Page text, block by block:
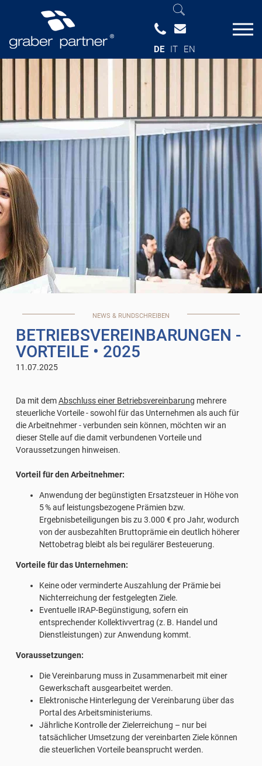
DE IT EN
NEWS & RUNDSCHREIBEN
BETRIEBSVEREINBARUNGEN -
VORTEILE • 2025
11.07.2025
Da mit demAbschluss einer Betriebsvereinbarung mehrere
steuerliche Vorteile - sowohl für das Unternehmen als auch für
die Arbeitnehmer - verbunden sein können, möchten wir an
dieser Stelle auf die damit verbundenen Vorteile und
Voraussetzungen hinweisen.
Vorteil für den Arbeitnehmer:
Anwendung der begünstigten Ersatzsteuer in Höhe von
5 % auf leistungsbezogene Prämien bzw.
Ergebnisbeteiligungen bis zu 3.000 € pro Jahr, wodurch
von der ausbezahlten Bruttoprämie ein deutlich höherer
Nettobetrag bleibt als bei regulärer Besteuerung.
Vorteile für das Unternehmen:
Keine oder verminderte Auszahlung der Prämie bei
Nichterreichung der festgelegten Ziele.
Eventuelle IRAP-Begünstigung, sofern ein
entsprechender Kollektivvertrag (z. B. Handel und
Dienstleistungen) zur Anwendung kommt.
Voraussetzungen:
Die Vereinbarung muss in Zusammenarbeit mit einer
Gewerkschaft ausgearbeitet werden.
Elektronische Hinterlegung der Vereinbarung über das
Portal des Arbeitsministeriums.
Jährliche Kontrolle der Zielerreichung – nur bei
tatsächlicher Umsetzung der vereinbarten Ziele können
die steuerlichen Vorteile beansprucht werden.